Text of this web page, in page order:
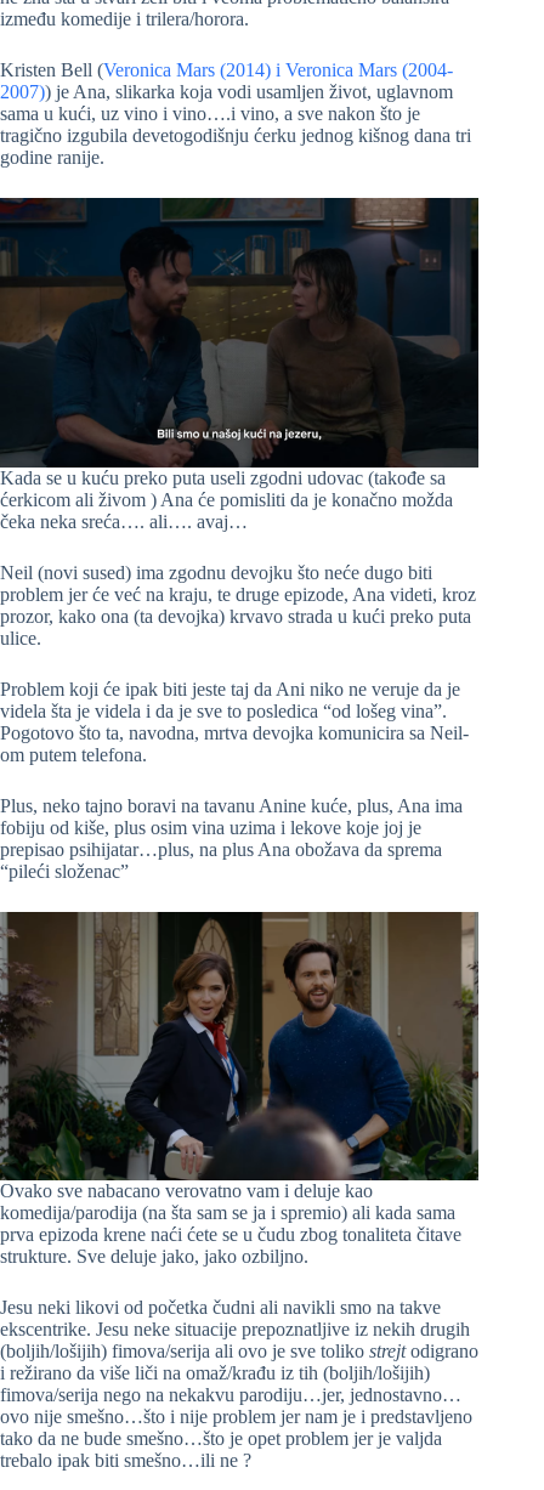
između komedije i trilera/horora.
Kristen Bell (Veronica Mars (2014) i Veronica Mars (2004-
2007)) je Ana, slikarka koja vodi usamljen život, uglavnom
sama u kući, uz vino i vino….i vino, a sve nakon što je
tragično izgubila devetogodišnju ćerku jednog kišnog dana tri
godine ranije.
Kada se u kuću preko puta useli zgodni udovac (takođe sa
ćerkicom ali živom ) Ana će pomisliti da je konačno možda
čeka neka sreća…. ali…. avaj…
Neil (novi sused) ima zgodnu devojku što neće dugo biti
problem jer će već na kraju, te druge epizode, Ana videti, kroz
prozor, kako ona (ta devojka) krvavo strada u kući preko puta
ulice.
Problem koji će ipak biti jeste taj da Ani niko ne veruje da je
videla šta je videla i da je sve to posledica “od lošeg vina”.
Pogotovo što ta, navodna, mrtva devojka komunicira sa Neil-
om putem telefona.
Plus, neko tajno boravi na tavanu Anine kuće, plus, Ana ima
fobiju od kiše, plus osim vina uzima i lekove koje joj je
prepisao psihijatar…plus, na plus Ana obožava da sprema
“pileći složenac”
Ovako sve nabacano verovatno vam i deluje kao
komedija/parodija (na šta sam se ja i spremio) ali kada sama
prva epizoda krene naći ćete se u čudu zbog tonaliteta čitave
strukture. Sve deluje jako, jako ozbiljno.
Jesu neki likovi od početka čudni ali navikli smo na takve
ekscentrike. Jesu neke situacije prepoznatljive iz nekih drugih
(boljih/lošijih) fimova/serija ali ovo je sve toliko strejtodigrano
i režirano da više liči na omaž/krađu iz tih (boljih/lošijih)
fimova/serija nego na nekakvu parodiju…jer, jednostavno…
ovo nije smešno…što i nije problem jer nam je i predstavljeno
tako da ne bude smešno…što je opet problem jer je valjda
trebalo ipak biti smešno…ili ne ?